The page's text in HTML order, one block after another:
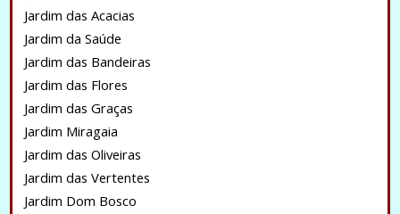
Jardim das Acacias
Jardim da Saúde
Jardim das Bandeiras
Jardim das Flores
Jardim das Graças
Jardim Miragaia
Jardim das Oliveiras
Jardim das Vertentes
Jardim Dom Bosco